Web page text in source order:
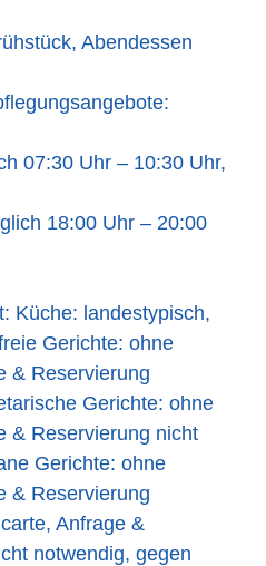
Abendessen
07:30 Uhr – 10:30 Uhr,
18:00 Uhr – 20:00
Küche: landestypisch,
Gerichte: ohne
& Reservierung
Gerichte: ohne
& Reservierung nicht
Gerichte: ohne
& Reservierung
Anfrage &
notwendig, gegen